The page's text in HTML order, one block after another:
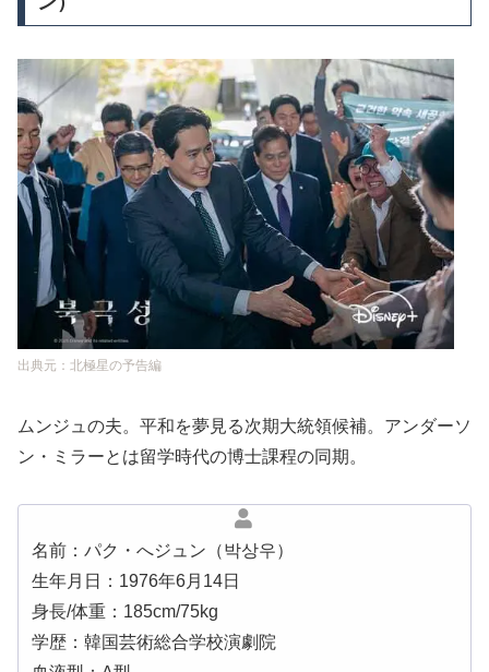
出典元：北極星の予告編
ムンジュの夫。平和を夢見る次期大統領候補。アンダーソ
ン・ミラーとは留学時代の博士課程の同期。
名前：パク・へジュン（박상우）
生年月日：1976年6月14日
身長/体重：185cm/75kg
学歴：韓国芸術総合学校演劇院